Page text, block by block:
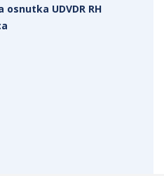
UDVDR RH